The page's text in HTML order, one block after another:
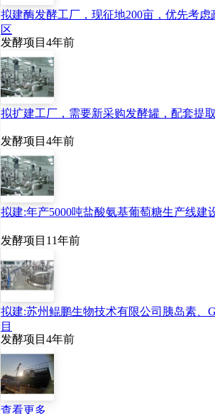
拟建酶发酵工厂，现征地200亩，优先考虑
区
发酵项目 4年前
拟扩建工厂，需要新采购发酵罐，配套提
发酵项目 4年前
拟建:年产5000吨盐酸氨基葡萄糖生产线建
发酵项目 11年前
拟建:苏州鲲鹏生物技术有限公司胰岛素、
目
发酵项目 4年前
查看更多